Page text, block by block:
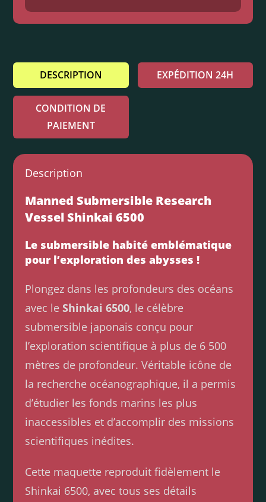
DESCRIPTION EXPÉDITION 24H
CONDITION DE
PAIEMENT
Description
Manned Submersible Research
Vessel Shinkai 6500
Le submersible habité emblématique
pour l’exploration des abysses !
Plongez dans les profondeurs des océans
avec leShinkai 6500, le célèbre
submersible japonais conçu pour
l’exploration scientifique à plus de 6 500
mètres de profondeur. Véritable icône de
la recherche océanographique, il a permis
d’étudier les fonds marins les plus
inaccessibles et d’accomplir des missions
scientifiques inédites.
Cette maquette reproduit fidèlement le
Shinkai 6500, avec tous ses détails